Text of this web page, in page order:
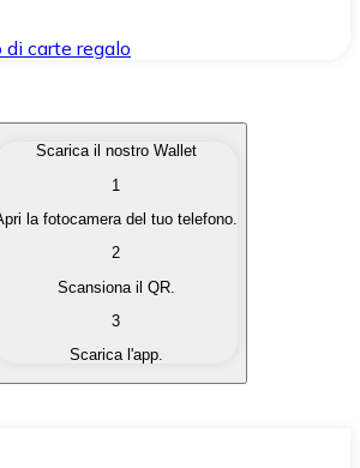
di carte regalo
che ti interessano in modo
criptovalute in valuta fiat quando ne
criptovaluta con un'altra
cripto in un Wallet self-custodial.
Scarica il nostro Wallet
1
la fotocamera del tuo telefono.
2
Scansiona il QR.
3
Scarica l'app.